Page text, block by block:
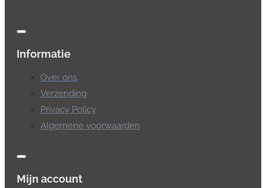
Informatie
Over ons
Verzending
Privacy Policy
Algemene voorwaarden
Mijn account